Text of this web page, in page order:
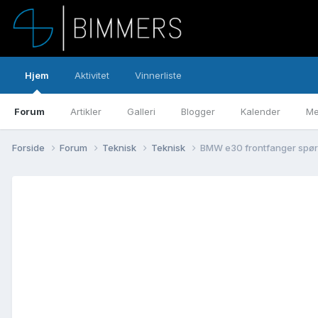
Hjem
Forum Artikler Galleri Blogger Kalender
Aktivitet Vinnerliste
Forside Forum Teknisk Teknisk BMW e30 frontfanger